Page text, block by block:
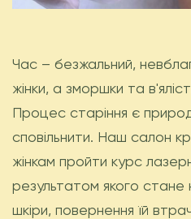
Час – безжальний,
жінки, а зморшки та
Процес старіння є
сповільнити. Наш салон
жінкам пройти курс
результатом якого стане
шкіри, повернення їй